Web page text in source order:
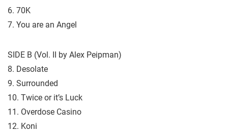
6. 70K
7. You are an Angel
SIDE B (Vol. II by Alex Peipman)
8. Desolate
9. Surrounded
10. Twice or it’s Luck
11. Overdose Casino
12. Koni